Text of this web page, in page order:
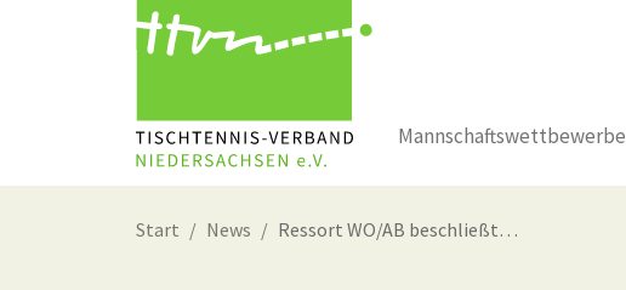
Mannschaftswettbewerbe
Start News Ressort WO/AB beschließt…